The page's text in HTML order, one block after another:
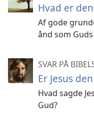
Hvad er
Af gode
ånd som Guds
SVAR PÅ
Er Jesus
Hvad sagde
Gud?